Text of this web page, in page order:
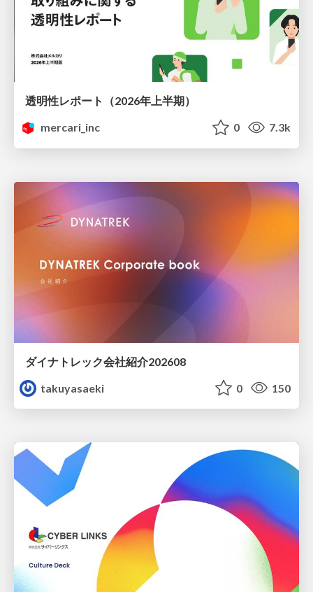
透明性レポート（2026年上半期）
mercari_inc
0 7.3k
ダイナトレック会社紹介202608
takuyasaeki
0 150